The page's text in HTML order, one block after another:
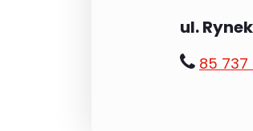
ul.
tel.:
85 737